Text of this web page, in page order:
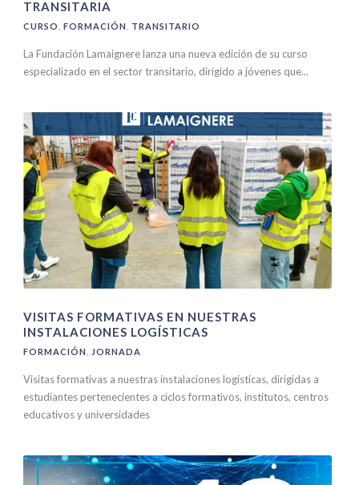
TRANSITARIA
CURSO FORMACIÓN TRANSITARIO
La Fundación Lamaignere lanza una nueva edición de su curso
especializado en el sector transitario, dirigido a jóvenes que...
VISITAS FORMATIVAS EN NUESTRAS
INSTALACIONES LOGÍSTICAS
FORMACIÓN JORNADA
Visitas formativas a nuestras instalaciones logísticas, dirigidas a
estudiantes pertenecientes a ciclos formativos, institutos, centros
educativos y universidades